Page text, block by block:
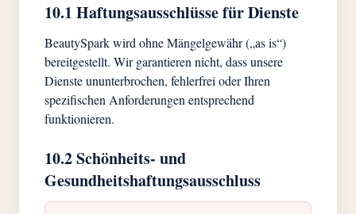
10.1 Haftungsausschlüsse für Dienste
BeautySpark wird ohne Mängelgewähr („as is“)
bereitgestellt. Wir garantieren nicht, dass unsere
Dienste ununterbrochen, fehlerfrei oder Ihren
spezifischen Anforderungen entsprechend
funktionieren.
10.2 Schönheits- und
Gesundheitshaftungsausschluss